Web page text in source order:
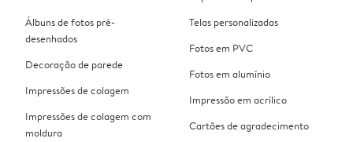
Álbuns de fotos pré-
desenhados
Decoração de parede
Impressões de colagem
Impressões de colagem com
moldura
Telas personalizadas
Fotos em PVC
Fotos em alumínio
Impressão em acrílico
Cartões de agradecimento